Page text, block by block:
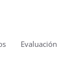
Evaluación